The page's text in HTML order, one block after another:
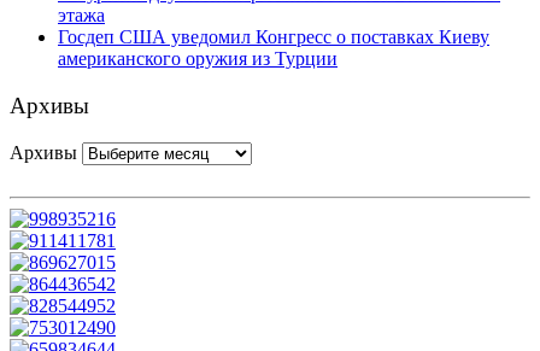
этажа
Госдеп США уведомил Конгресс о поставках Киеву
американского оружия из Турции
Архивы
Архивы